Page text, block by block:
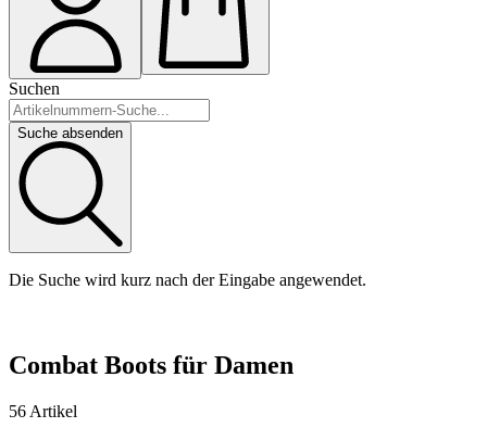
Suchen
Suche absenden
Die Suche wird kurz nach der Eingabe angewendet.
Combat Boots für Damen
56 Artikel